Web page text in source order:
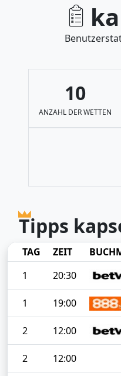
10
ANZAHL DER WETTEN
Tipps
TAG ZEIT
1
20:30
1 19:00
2 12:00
2 12:00